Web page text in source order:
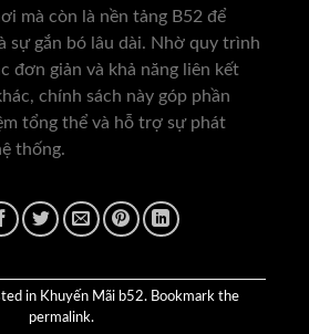
mà còn là nền tảng B52 để
sự gắn bó lâu dài. Nhờ quy trình
đơn giản và khả năng liên kết
chính sách này góp phần
tổng thể và hỗ trợ sự phát
thống.
in Khuyến Mãi b52. Bookmark the
permalink.